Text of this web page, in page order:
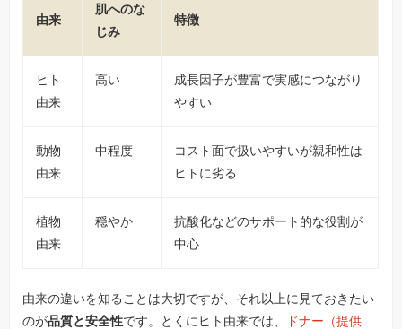
由来
肌へのな
じみ
特徴
ヒト
由来
高い
成長因子が豊富で実感につながり
やすい
動物
由来
中程度
コスト面で扱いやすいが親和性は
ヒトに劣る
植物
由来
穏やか
抗酸化などのサポート的な役割が
中心
由来の違いを知ることは大切ですが、それ以上に見ておきたい
のが品質と安全性です。とくにヒト由来では、
ドナー（提供